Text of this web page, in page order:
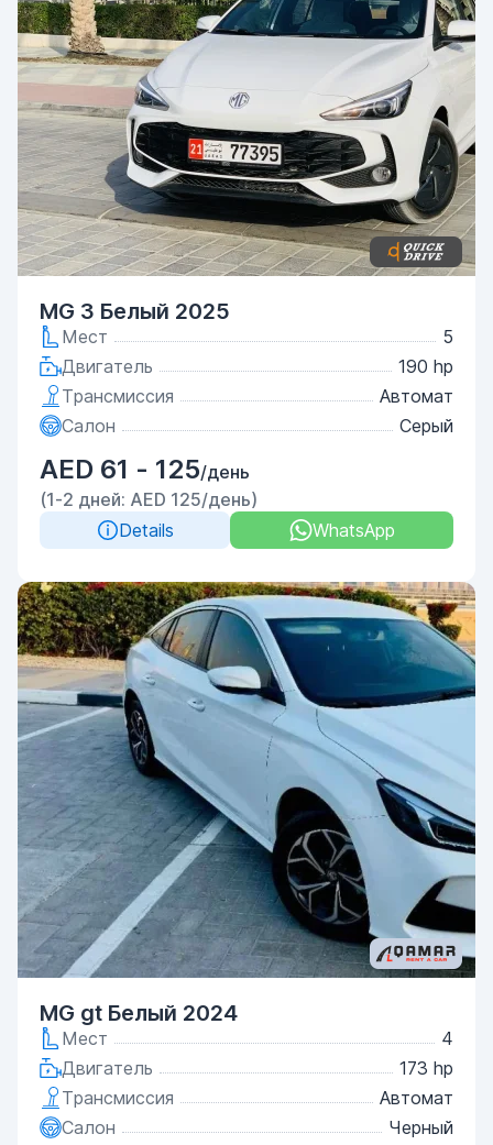
MG 3 Белый 2025
Мест
5
Двигатель
190 hp
Трансмиссия
Автомат
Салон
Серый
AED 61 - 125/день
(1-2 дней: AED 125/день)
Details
WhatsApp
MG gt Белый 2024
Мест
4
Двигатель
173 hp
Трансмиссия
Автомат
Салон
Черный